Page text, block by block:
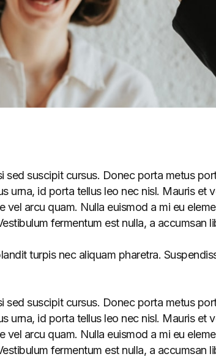
suscipit cursus. Donec porta metus
id porta tellus leo nec nisl. Mauris et
arcu quam. Nulla euismod a mi eu
fermentum est nulla, a accumsan
turpis nec aliquam pharetra.
suscipit cursus. Donec porta metus
id porta tellus leo nec nisl. Mauris et
arcu quam. Nulla euismod a mi eu
fermentum est nulla, a accumsan